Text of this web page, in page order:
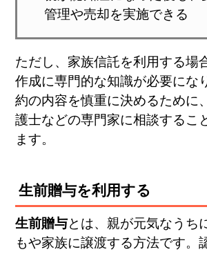
管理や売却を実施できる
ただし、家族信託を利用する場
作成に専門的な知識が必要にな
約の内容を慎重に決めるために
護士などの専門家に相談するこ
ます。
生前贈与を利用する
生前贈与とは、親が元気なうち
もや家族に譲渡する方法です。